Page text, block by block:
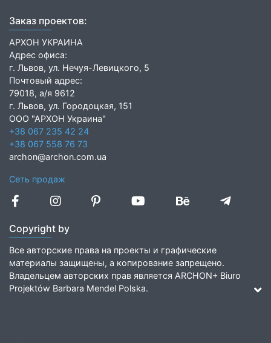
Заказ проектов:
АРХОН УКРАИНА
Адрес офиса:
г. Львов, ул. Нечуя-Левицкого, 5
Почтовый адрес:
79018, а/я 9612
г. Львов, ул. Городоцкая, 151
ООО "АРХОН Украина"
+38 067 235 42 24
+38 067 558 76 73
archon@archon.com.ua
Сеть продаж
Copyright by
Все авторские права на проекты и графические
материалы защищены, а копирование запрещено.
Владельцем авторских прав является ARCHON+ Biuro
Projektów Barbara Mendel Polska.